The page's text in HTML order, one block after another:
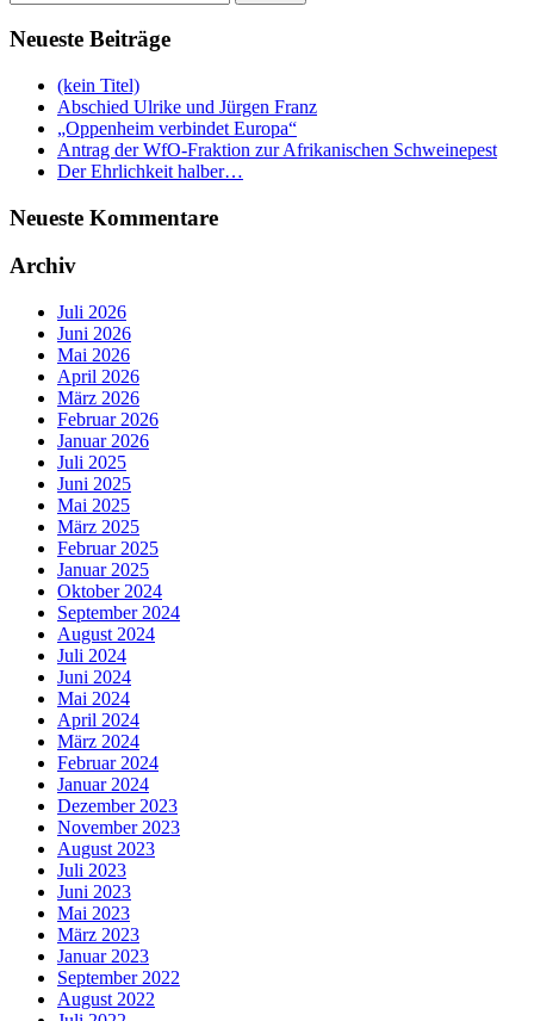
nach:
Neueste Beiträge
(kein Titel)
Abschied Ulrike und Jürgen Franz
„Oppenheim verbindet Europa“
Antrag der WfO-Fraktion zur Afrikanischen Schweinepest
Der Ehrlichkeit halber…
Neueste Kommentare
Archiv
Juli 2026
Juni 2026
Mai 2026
April 2026
März 2026
Februar 2026
Januar 2026
Juli 2025
Juni 2025
Mai 2025
März 2025
Februar 2025
Januar 2025
Oktober 2024
September 2024
August 2024
Juli 2024
Juni 2024
Mai 2024
April 2024
März 2024
Februar 2024
Januar 2024
Dezember 2023
November 2023
August 2023
Juli 2023
Juni 2023
Mai 2023
März 2023
Januar 2023
September 2022
August 2022